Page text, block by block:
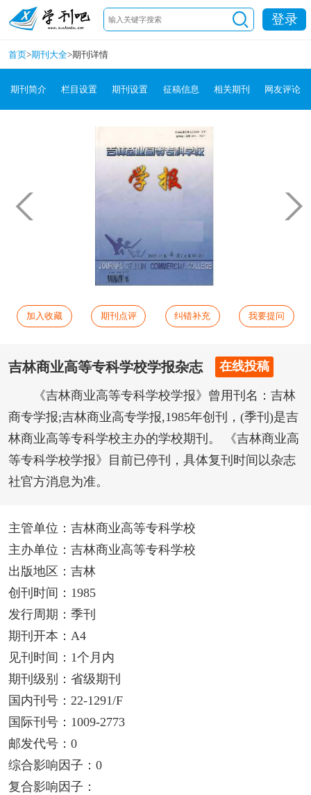
登录
首页>期刊大全>期刊详情
期刊简介 栏目设置 期刊设置 征稿信息 相关期刊 网友评论
加入收藏 期刊点评 纠错补充 我要提问
吉林商业高等专科学校学报杂志 在线投稿
《吉林商业高等专科学校学报》曾用刊名：吉林
商专学报;吉林商业高专学报,1985年创刊，(季刊)是吉
林商业高等专科学校主办的学校期刊。 《吉林商业高
等专科学校学报》目前已停刊，具体复刊时间以杂志
社官方消息为准。
主管单位：吉林商业高等专科学校
主办单位：吉林商业高等专科学校
出版地区：吉林
创刊时间：1985
发行周期：季刊
期刊开本：A4
见刊时间：1个月内
期刊级别：省级期刊
国内刊号：22-1291/F
国际刊号：1009-2773
邮发代号：0
综合影响因子：0
复合影响因子：